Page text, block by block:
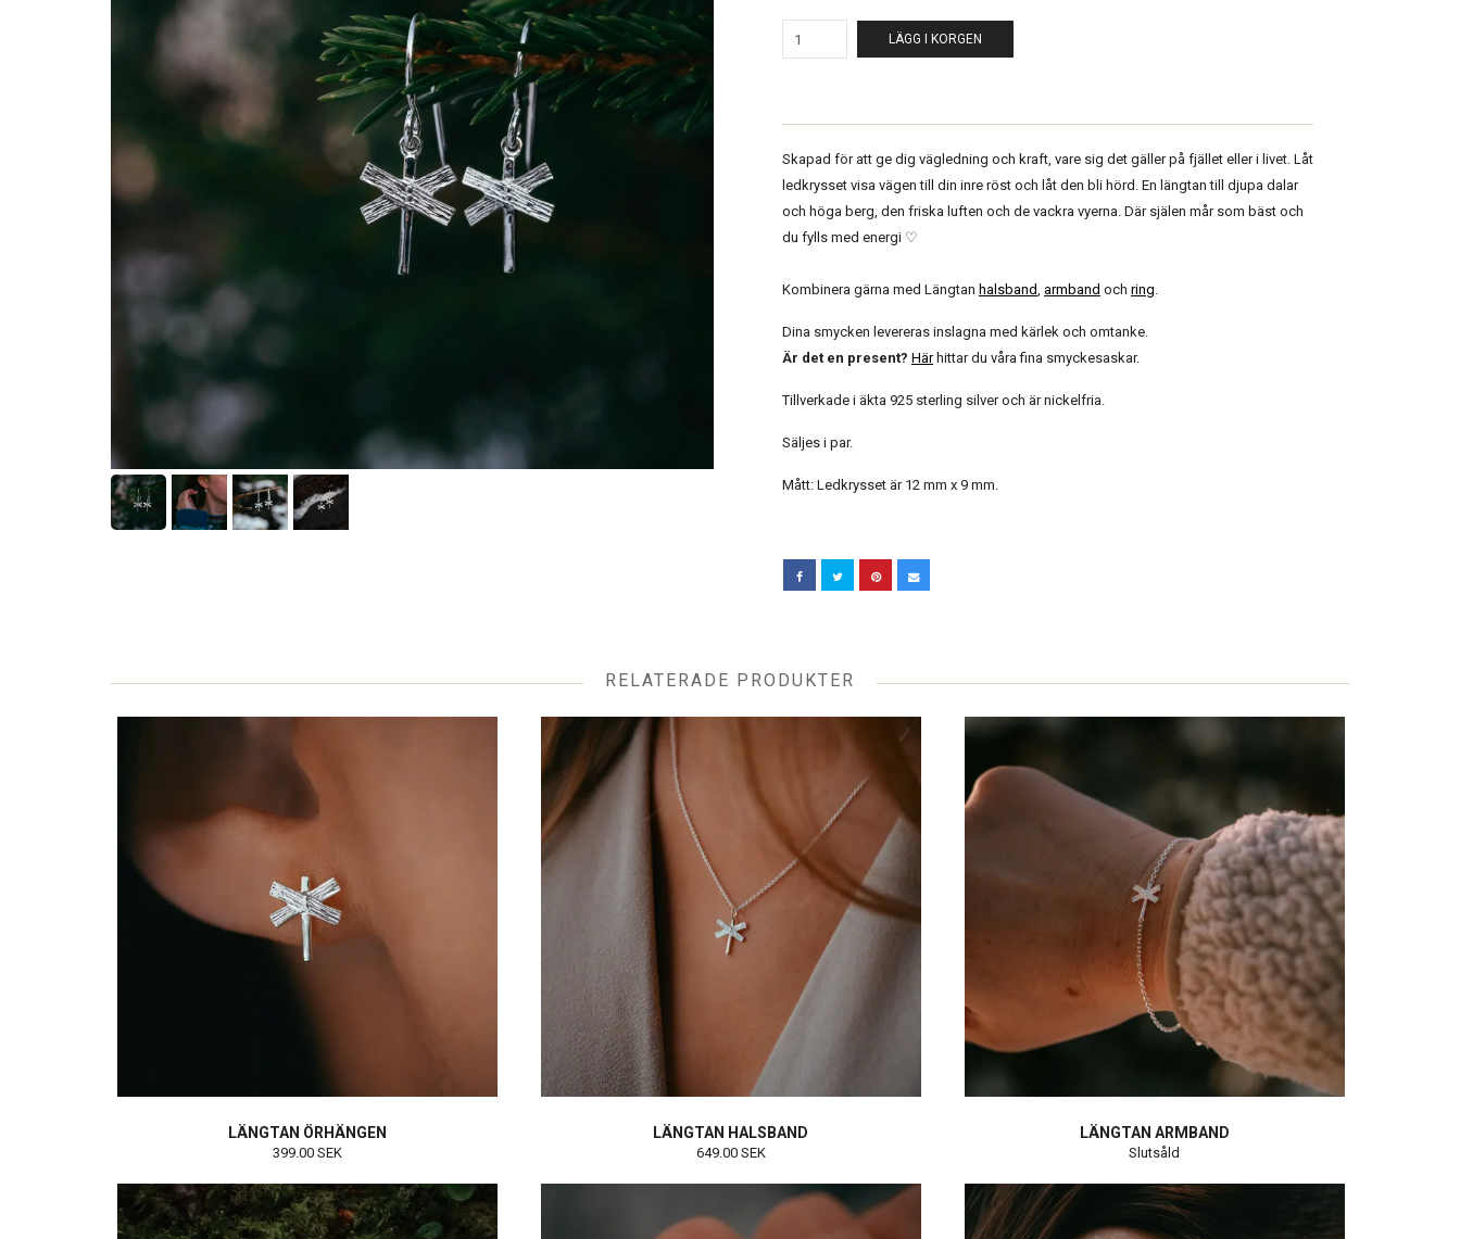
LÄGG I KORGEN
Skapad för att ge dig vägledning och kraft, vare sig det gäller på fjället eller i livet. Låt
ledkrysset visa vägen till din inre röst och låt den bli hörd. En längtan till djupa dalar
och höga berg, den friska luften och de vackra vyerna. Där själen mår som bäst och
du fylls med energi ♡
Kombinera gärna med Längtan halsband, armband och ring.
Dina smycken levereras inslagna med kärlek och omtanke.
Är det en present? Härhittar du våra fina smyckesaskar.
Tillverkade i äkta 925 sterling silver och är nickelfria.
Säljes i par.
Mått: Ledkrysset är 12 mm x 9 mm.
RELATERADE PRODUKTER
LÄNGTAN ÖRHÄNGEN
399.00 SEK
LÄNGTAN HALSBAND
649.00 SEK
LÄNGTAN ARMBAND
Slutsåld